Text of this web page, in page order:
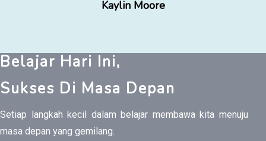
Kaylin Moore
Belajar Hari Ini,
Sukses Di Masa Depan
Setiap langkah kecil dalam belajar membawa kita menuju
masa depan yang gemilang.